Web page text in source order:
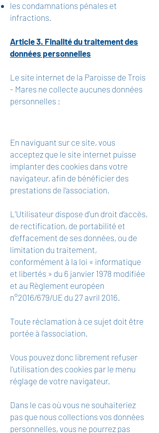
les condamnations pénales et
infractions.
Article 3. Finalité du traitement des
données personnelles
Le site internet de la Paroisse de Trois
- Mares ne collecte aucunes données
personnelles :
En naviguant sur ce site, vous
acceptez que le site internet puisse
implanter des cookies dans votre
navigateur, afin de bénéficier des
prestations de l’association.
L’Utilisateur dispose d’un droit d’accès,
de rectification, de portabilité et
d’effacement de ses données, ou de
limitation du traitement,
conformément à la loi « informatique
et libertés » du 6 janvier 1978 modifiée
et au Règlement européen
n°2016/679/UE du 27 avril 2016.
Toute réclamation à ce sujet doit être
portée à l’association.
Vous pouvez donc librement refuser
l’utilisation des cookies par le menu
réglage de votre navigateur.
Dans le cas où vous ne souhaiteriez
pas que nous collections vos données
personnelles, vous ne pourrez pas